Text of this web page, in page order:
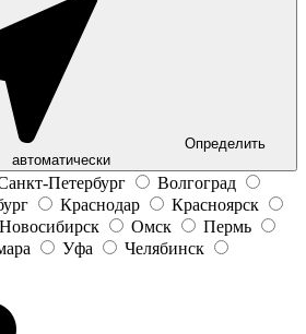
Определить
автоматически
Петербург
Волгоград
Краснодар
Красноярск
Новосибирск Омск
Пермь
Уфа Челябинск